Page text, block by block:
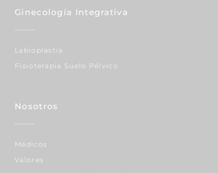
Ginecología Integrativa
Labioplastia
Fisioterapia Suelo Pélvico
Nosotros
Médicos
Valores